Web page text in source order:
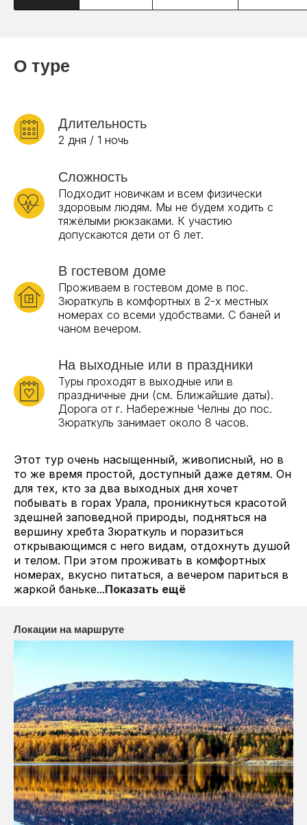
О туре
Длительность
2 дня / 1 ночь
Сложность
Подходит новичкам и всем физически
здоровым людям. Мы не будем ходить с
тяжёлыми рюкзаками. К участию
допускаются дети от 6 лет.
В гостевом доме
Проживаем в гостевом доме в пос.
Зюраткуль в комфортных в 2-х местных
номерах со всеми удобствами. С баней и
чаном вечером.
На выходные или в праздники
Туры проходят в выходные или в
праздничные дни (см. Ближайшие даты).
Дорога от г. Набережные Челны до пос.
Зюраткуль занимает около 8 часов.
Этот тур очень насыщенный, живописный, но в
то же время простой, доступный даже детям. Он
для тех, кто за два выходных дня хочет
побывать в горах Урала, проникнуться красотой
здешней заповедной природы, подняться на
вершину хребта Зюраткуль и поразиться
открывающимся с него видам, отдохнуть душой
и телом. При этом проживать в комфортных
номерах, вкусно питаться, а вечером париться в
жаркой баньке...Показать ещё
Локации на маршруте